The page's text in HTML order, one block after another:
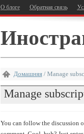
О блоге Обратная связь
Домашняя/ Manage
Manage
You can follow the discussion